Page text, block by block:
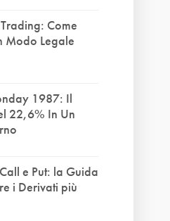
Trading: Come
Modo Legale
1987: Il
22,6% In Un
e Put: la Guida
i Derivati più